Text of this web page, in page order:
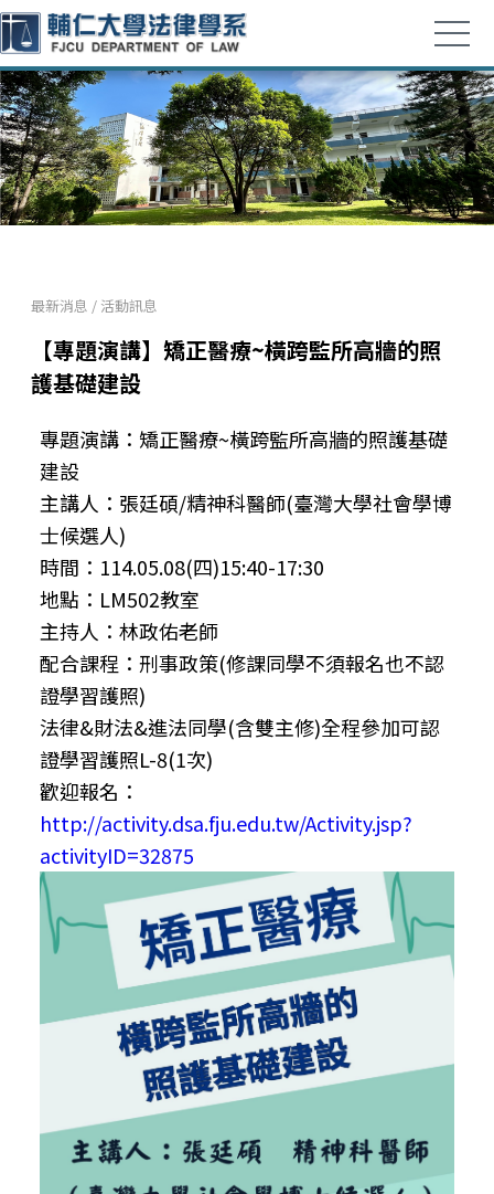
最新消息 / 活動訊息
【專題演講】矯正醫療~橫跨監所高牆的照
護基礎建設
專題演講：矯正醫療~橫跨監所高牆的照護基礎
建設
主講人：張廷碩/精神科醫師(臺灣大學社會學博
士候選人)
時間：114.05.08(四)15:40-17:30
地點：LM502教室
主持人：林政佑老師
配合課程：刑事政策(修課同學不須報名也不認
證學習護照)
法律&財法&進法同學(含雙主修)全程參加可認
證學習護照L-8(1次)
歡迎報名：
http://activity.dsa.fju.edu.tw/Activity.jsp?
activityID=32875